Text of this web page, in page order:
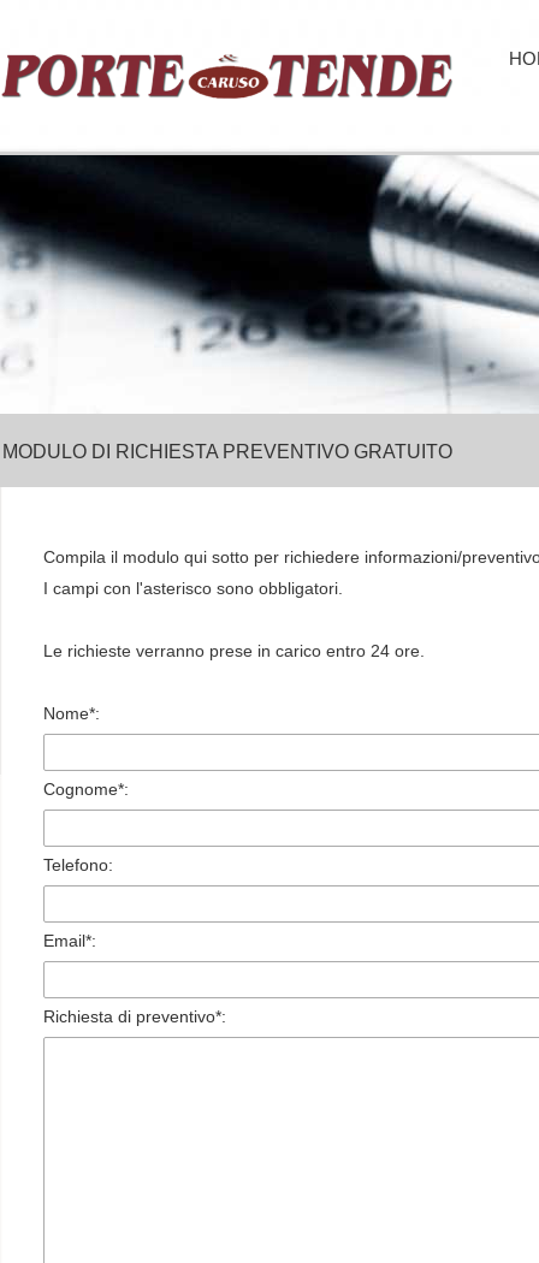
MODULO DI RICHIESTA PREVENTIVO GRATUITO
Nome*:
Cognome*:
Telefono:
Email*:
Richiesta di preventivo*:
Compila il modulo qui sotto per richiedere informazioni/
I campi con l'asterisco sono obbligatori.
Le richieste verranno prese in carico entro 24 ore.